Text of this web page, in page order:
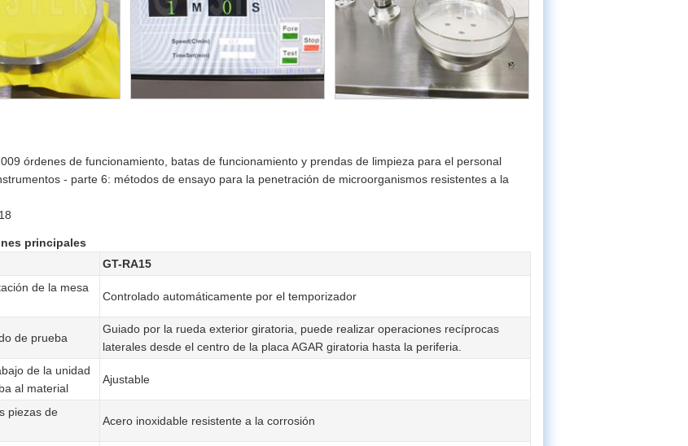
órdenes de funcionamiento, batas de funcionamiento y prendas de limpieza para el personal
- parte 6: métodos de ensayo para la penetración de microorganismos resistentes a la
principales
GT-RA15
de la mesa
Controlado automáticamente por el temporizador
de prueba
Guiado por la rueda exterior giratoria, puede realizar operaciones recíprocas
laterales desde el centro de la placa AGAR giratoria hasta la periferia.
de la unidad
al material
Ajustable
piezas de
Acero inoxidable resistente a la corrosión